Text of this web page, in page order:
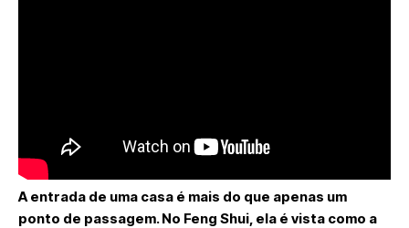
A entrada de uma casa é mais do que apenas um
ponto de passagem. No Feng Shui, ela é vista como a